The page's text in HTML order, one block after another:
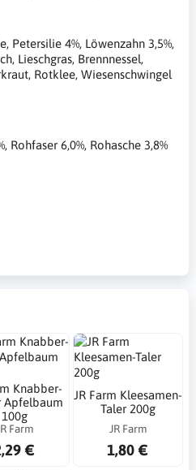
Petersilie 4%, Löwenzahn 3,5%,
Lieschgras, Brennnessel,
Rotklee, Wiesenschwingel
Rohfaser 6,0%, Rohasche 3,8%
Knabber-
Apfelbaum
100g
Farm
€
JR Farm Kleesamen-
Taler 200g
JR Farm
1,80 €